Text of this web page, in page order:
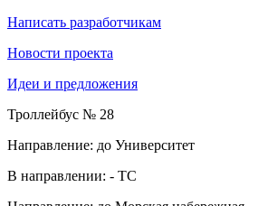
Написать разработчикам
Новости проекта
Идеи и предложения
Троллейбус № 28
Направление: до Университет
В направлении: - ТС